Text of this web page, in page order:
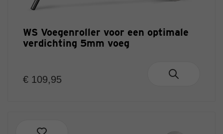
WS Voegenroller voor een optimale
verdichting 5mm voeg
€ 109,95